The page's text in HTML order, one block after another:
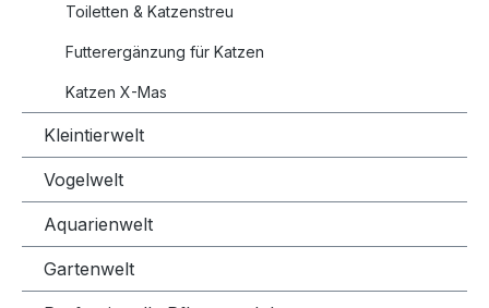
Toiletten & Katzenstreu
Futterergänzung für Katzen
Katzen X-Mas
Kleintierwelt
Vogelwelt
Aquarienwelt
Gartenwelt